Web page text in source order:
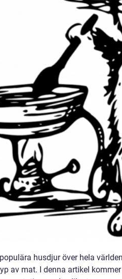
husdjur över hela
av mat. I denna artikel